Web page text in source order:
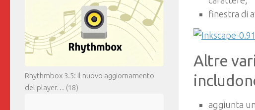
finestra di
Altre
aggiunta
Rhythmbox 3.5: il nuovo aggiornamento
del player… (18)